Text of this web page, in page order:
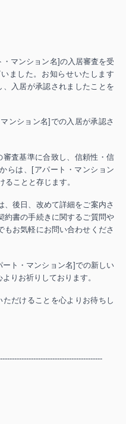
マンション名]の入居審査を受
ました。お知らせいたします
入居が承認されましたことを
ンション名]での入居が承認さ
査基準に合致し、信頼性・信
らは、[アパート・マンション
ことと存じます。
、後日、改めて詳細をご案内さ
約書の手続きに関するご質問や
お気軽にお問い合わせくださ
ト・マンション名]での新しい
りお祈りしております。
だけることを心よりお待ちし